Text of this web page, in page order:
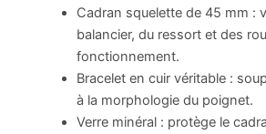
Cadran squelette de 45 mm :
balancier, du ressort et des
fonctionnement.
Bracelet en cuir véritable :
à la morphologie du poignet.
Verre minéral : protège le